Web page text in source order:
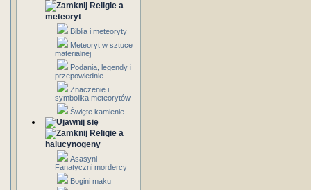
Religie a
meteoryt
Biblia i meteoryty
Meteoryt w sztuce
materialnej
Podania, legendy i
przepowiednie
Znaczenie i
symbolika meteorytów
Święte kamienie
Religie a
halucynogeny
Asasyni -
Fanatyczni mordercy
Bogini maku